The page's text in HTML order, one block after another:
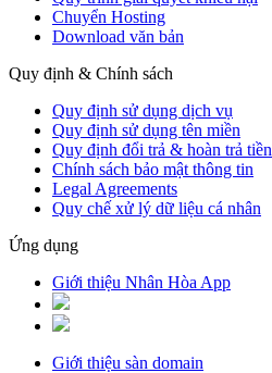
Chuyển Hosting
Download văn bản
Quy định & Chính sách
Quy định sử dụng dịch vụ
Quy định sử dụng tên miền
Quy định đổi trả & hoàn trả tiền
Chính sách bảo mật thông tin
Legal Agreements
Quy chế xử lý dữ liệu cá nhân
Ứng dụng
Giới thiệu Nhân Hòa App
Giới thiệu sàn domain